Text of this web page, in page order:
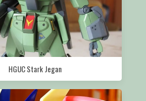
HGUC Stark Jegan